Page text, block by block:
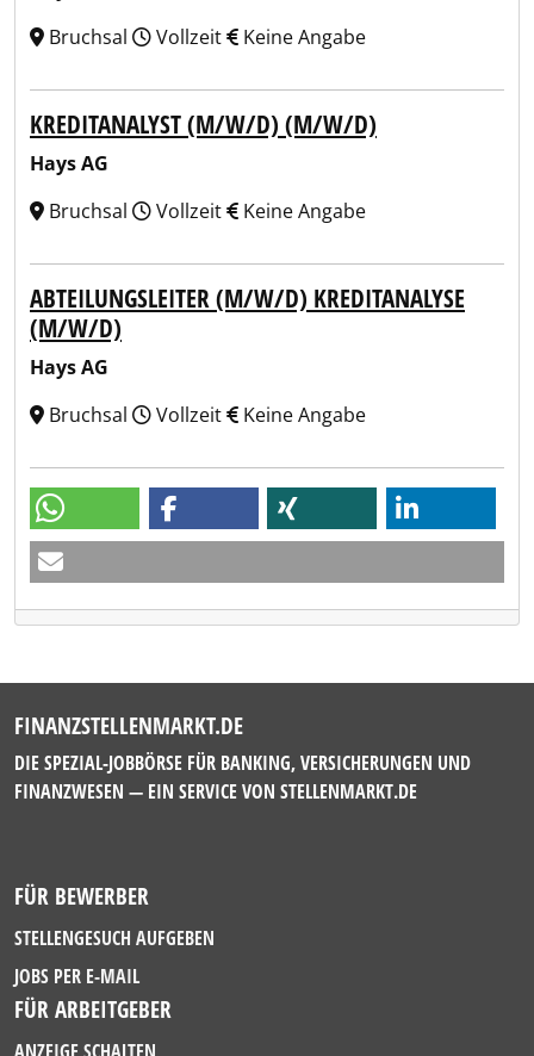
Bruchsal
Vollzeit Keine Angabe
KREDITANALYST (M/W/D) (M/W/D)
Hays AG
Bruchsal
Vollzeit Keine Angabe
ABTEILUNGSLEITER (M/W/D) KREDITANALYSE
(M/W/D)
Hays AG
Bruchsal
Vollzeit Keine Angabe
FINANZSTELLENMARKT.DE
DIE SPEZIAL-JOBBÖRSE FÜR BANKING, VERSICHERUNGEN UND
FINANZWESEN — EIN SERVICE VON STELLENMARKT.DE
FÜR BEWERBER
STELLENGESUCH AUFGEBEN
JOBS PER E-MAIL
FÜR ARBEITGEBER